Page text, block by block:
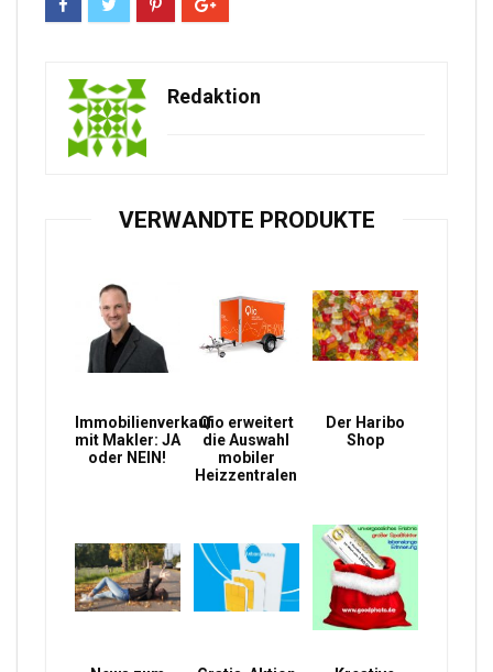
Redaktion
VERWANDTE PRODUKTE
Immobilienverkauf
mit Makler: JA
oder NEIN!
Qio erweitert
die Auswahl
mobiler
Heizzentralen
Der Haribo
Shop